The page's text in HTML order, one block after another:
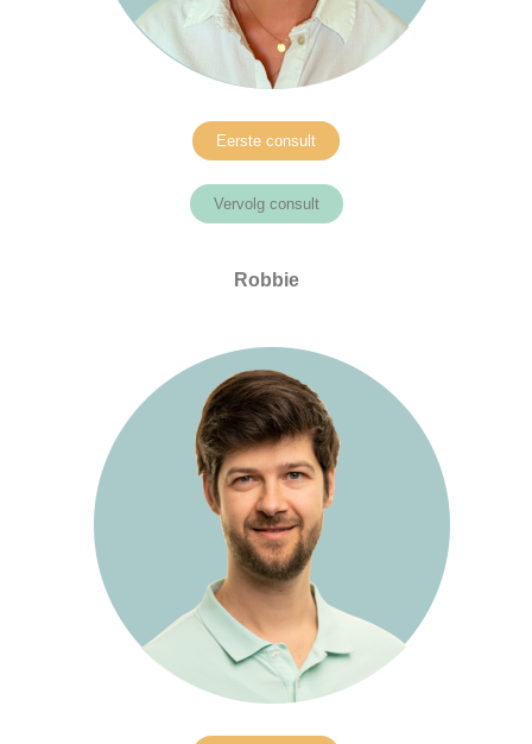
Eerste consult
Vervolg consult
Robbie